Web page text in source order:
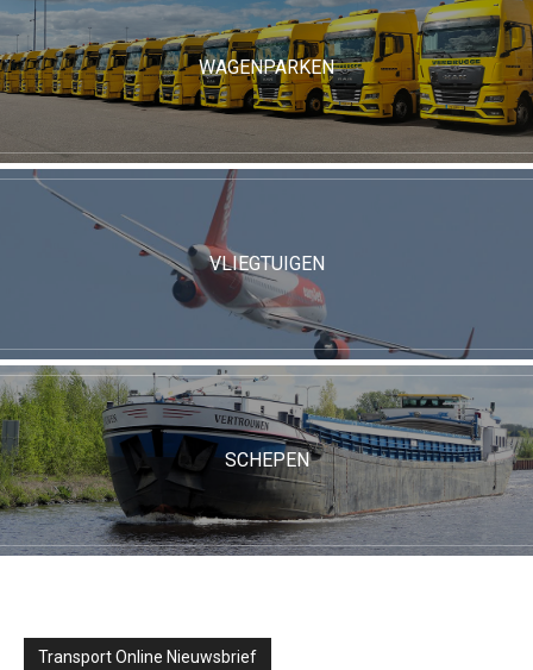
WAGENPARKEN
VLIEGTUIGEN
SCHEPEN
Transport Online Nieuwsbrief